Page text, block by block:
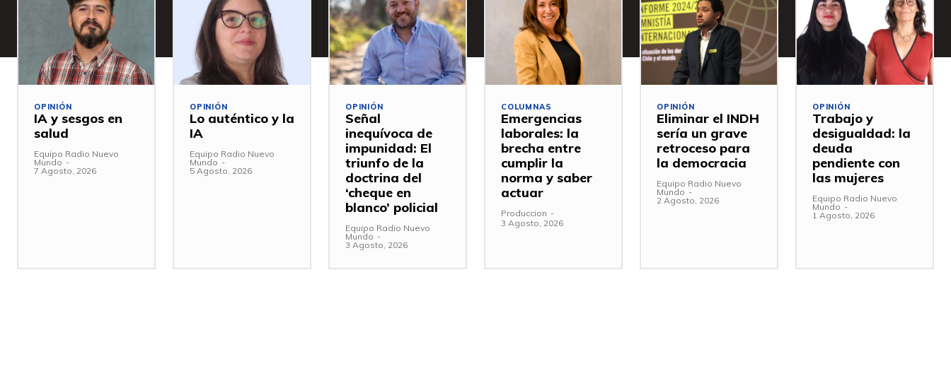
OPINIÓN
IA y sesgos en
salud
Equipo Radio Nuevo
Mundo -
7 Agosto, 2026
OPINIÓN
Lo auténtico y la
IA
Equipo Radio Nuevo
Mundo -
5 Agosto, 2026
OPINIÓN
Señal
inequívoca de
impunidad: El
triunfo de la
doctrina del
‘cheque en
blanco’ policial
Equipo Radio Nuevo
Mundo -
3 Agosto, 2026
COLUMNAS
Emergencias
laborales: la
brecha entre
cumplir la
norma y saber
actuar
Produccion -
3 Agosto, 2026
OPINIÓN
Eliminar el INDH
sería un grave
retroceso para
la democracia
Equipo Radio Nuevo
Mundo -
2 Agosto, 2026
OPINIÓN
Trabajo y
desigualdad: la
deuda
pendiente con
las mujeres
Equipo Radio Nuevo
Mundo -
1 Agosto, 2026